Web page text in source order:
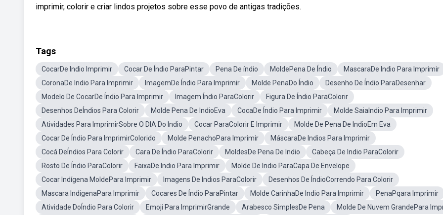
imprimir, colorir e criar lindos projetos sobre esse povo de antigas tradições.
Tags
CocarDe Indio Imprimir Cocar De Índio ParaPintar Pena De índio MoldePena De Índio
MascaraDe Indio Para Imprimir
CoronaDe Indio Para Imprimir
ImagemDe Índio Para Imprimir Molde PenaDo Índio
Desenho De Índio ParaDesenhar
Modelo De CocarDe Índio Para Imprimir
Imagem Índio ParaColorir
Figura De Índio ParaColorir
Desenhos DeÍndios Para Colorir
Molde Pena De IndioEva CocaDe Índio Para Imprimir
Molde SaiaIndio Para Imprimir
Atividades Para ImprimirSobre O DIA Do Indio
Cocar ParaColorir E Imprimir
Molde De Pena De IndioEm Eva
Cocar De Índio Para ImprimirColorido
Molde PenachoPara Imprimir
MáscaraDe Indios Para Imprimir
Cocá DeÍndios Para Colorir
Cara De Índio ParaColorir MoldesDe Pena De Indio
Cabeça De Indio ParaColorir
Rosto De Índio ParaColorir
FaixaDe Indio Para Imprimir
Molde De Indio ParaCapa De Envelope
Cocar Indígena MoldePara Imprimir
Imagens De Indios ParaColorir
Desenhos De ÍndioCorrendo Para Colorir
Mascara IndigenaPara Imprimir
Cocares De Índio ParaPintar Molde CarinhaDe Indio Para Imprimir
PenaPqara Imprimir
Atividade DoÍndio Para Colorir
Emoji Para ImprimirGrande Arabesco SimplesDe Pena
Molde De Nuvem GrandePara